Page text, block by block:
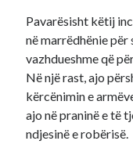
Pavarësisht këtij
në marrëdhënie
vazhdueshme që
Në një rast, ajo
kërcënimin e
ajo në praninë e të
ndjesinë e robërisë.